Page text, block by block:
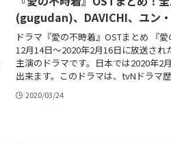
(gugudan)、DAVICHI、ユン
ドラマ『愛の不時着』OSTまとめ 『
12月14日～2020年2月16日に放送さ
主演のドラマです。日本では2020年2
出来ます。このドラマは、tvNドラマ
2020/03/24